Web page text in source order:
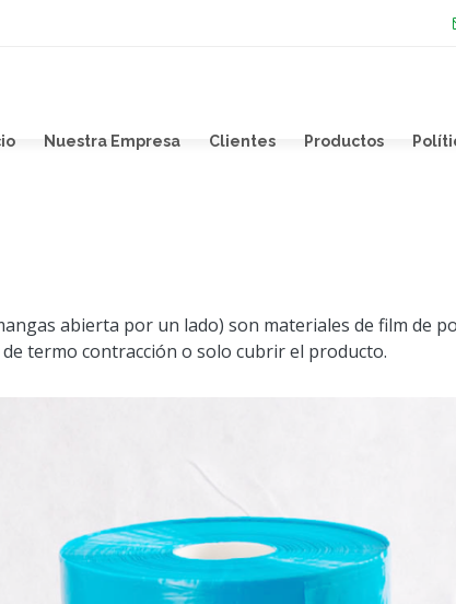
Nuestra Empresa Clientes Productos
abierta por un lado) son materiales de film de
termo contracción o solo cubrir el producto.